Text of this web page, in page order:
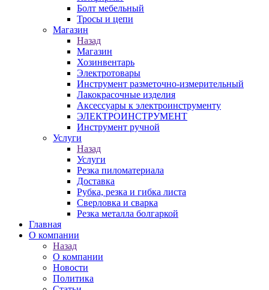
Болт мебельный
Тросы и цепи
Магазин
Назад
Магазин
Хозинвентарь
Электротовары
Инструмент разметочно-измерительный
Лакокрасочные изделия
Аксессуары к электроинструменту
ЭЛЕКТРОИНСТРУМЕНТ
Инструмент ручной
Услуги
Назад
Услуги
Резка пиломатериала
Доставка
Рубка, резка и гибка листа
Сверловка и сварка
Резка металла болгаркой
Главная
О компании
Назад
О компании
Новости
Политика